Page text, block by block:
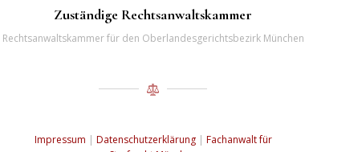
Zuständige Rechtsanwaltskammer
Rechtsanwaltskammer für den Oberlandesgerichtsbezirk München
Impressum | Datenschutzerklärung| Fachanwalt für